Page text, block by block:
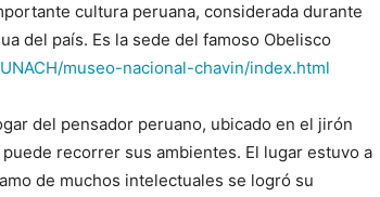
cultura peruana, considerada durante
del país. Es la sede del famoso Obelisco
museo-nacional-chavin/index.html
del pensador peruano, ubicado en el jirón
recorrer sus ambientes. El lugar estuvo a
de muchos intelectuales se logró su